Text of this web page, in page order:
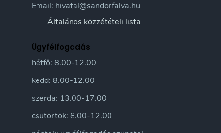
Email: hivatal@sandorfalva.hu
Általános közzétételi lista
Ügyfélfogadás
hétfő: 8.00-12.00
kedd: 8.00-12.00
szerda: 13.00-17.00
csütörtök: 8.00-12.00